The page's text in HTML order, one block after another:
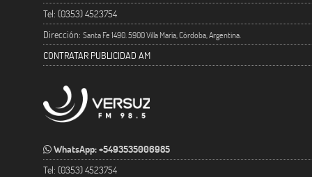
Tel: (0353) 4523754
Dirección: Santa Fe 1490. 5900 Villa María, Córdoba, Argentina.
CONTRATAR PUBLICIDAD AM
WhatsApp: +5493535006985
Tel: (0353) 4523754